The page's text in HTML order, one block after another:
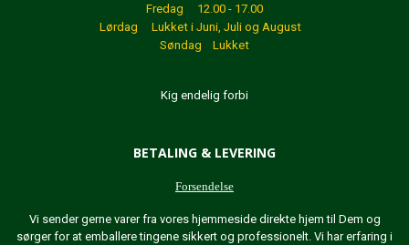
Fredag 12.00 - 17.00
Lørdag Lukket i Juni, Juli og August
Søndag Lukket
Kig endelig forbi
BETALING & LEVERING
Forsendelse
Vi sender gerne varer fra vores hjemmeside direkte hjem til Dem og
sørger for at emballere tingene sikkert og professionelt. Vi har erfaring i